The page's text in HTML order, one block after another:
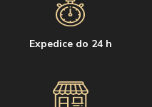
Expedice do 24 h